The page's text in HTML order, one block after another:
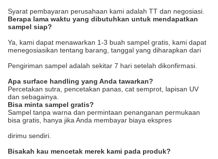
Syarat pembayaran perusahaan kami adalah TT dan negosiasi.
Berapa lama waktu yang dibutuhkan untuk mendapatkan
sampel siap?
Ya, kami dapat menawarkan 1-3 buah sampel gratis, kami dapat
menegosiasikan tentang barang, tanggal yang diharapkan dari
Pengiriman sampel adalah sekitar 7 hari setelah dikonfirmasi.
Apa surface handling yang Anda tawarkan?
Percetakan sutra, pencetakan panas, cat semprot, lapisan UV
dan sebagainya.
Bisa minta sampel gratis?
Sampel tanpa warna dan permintaan penanganan permukaan
bisa gratis, hanya jika Anda membayar biaya ekspres
dirimu sendiri.
Bisakah kau mencetak merek kami pada produk?